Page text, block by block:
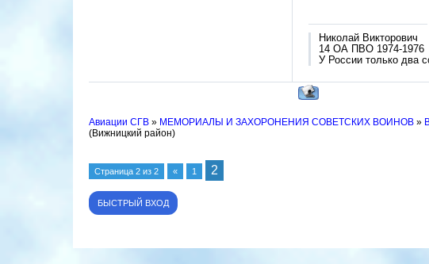
Николай Викторович
14 ОА ПВО 1974-1976
У России только два
Авиации СГВ » МЕМОРИАЛЫ И ЗАХОРОНЕНИЯ СОВЕТСКИХ ВОИНОВ »
(Вижницкий район)
Страница 2 из 2 « 1 2